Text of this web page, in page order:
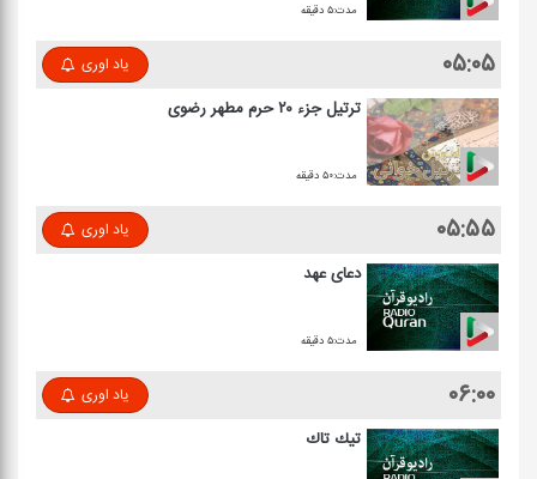
مدت:۵ دقیقه
۰۵:۰۵ یاد اوری
ترتیل جزء ۲۰ حرم مطهر رضوی
مدت:۵۰ دقیقه
۰۵:۵۵ یاد اوری
دعای عهد
مدت:۵ دقیقه
۰۶:۰۰ یاد اوری
تیك تاك